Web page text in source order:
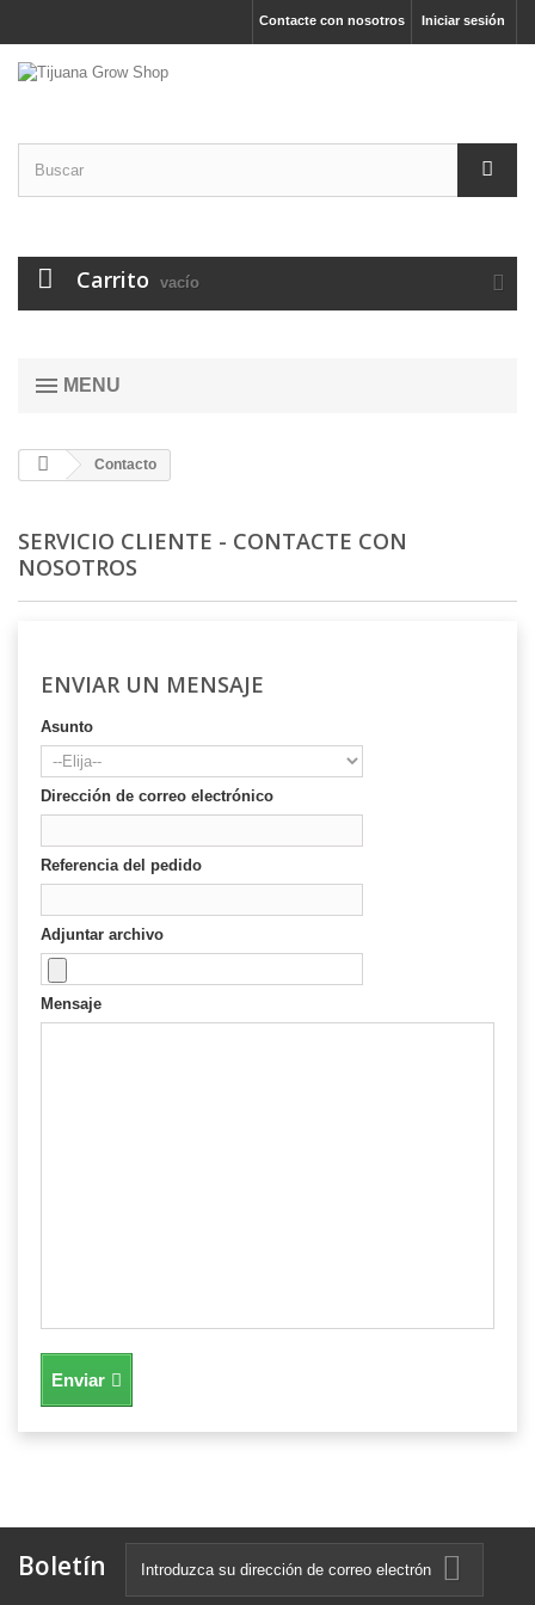
Iniciar sesión
Contacte con nosotros
Carrito vacío
MENU
Contacto
SERVICIO CLIENTE - CONTACTE CON
NOSOTROS
ENVIAR UN MENSAJE
Asunto
Dirección de correo electrónico
Referencia del pedido
Adjuntar archivo
Mensaje
Enviar
Boletín